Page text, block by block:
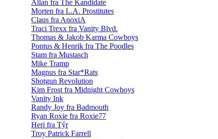
Allan fra The Kandidate
Morten fra L.A. Prostitutes
Claus fra AnoxiA
Traci Trexx fra Vanity Blvd.
Thomas & Jakob Karma Cowboys
Pontus & Henrik fra The Poodles
Stam fra Mustasch
Mike Tramp
Magnus fra Star*Rats
Shotgun Revolution
Kim Frost fra Midnight Cowboys
Vanity Ink
Randy Joy fra Badmouth
Ryan Roxie fra Roxie77
Heri fra Týr
Troy Patrick Farrell